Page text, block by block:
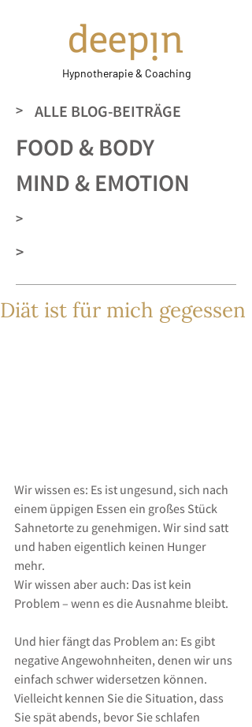
Hypnotherapie & Coaching
> ALLE BLOG-BEITRÄGE
FOOD & BODY
MIND & EMOTION
>
>
Diät ist für mich gegessen
Wir wissen es: Es ist ungesund, sich nach
einem üppigen Essen ein großes Stück
Sahnetorte zu genehmigen. Wir sind satt
und haben eigentlich keinen Hunger
mehr.
Wir wissen aber auch: Das ist kein
Problem – wenn es die Ausnahme bleibt.
Und hier fängt das Problem an: Es gibt
negative Angewohnheiten, denen wir uns
einfach schwer widersetzen können.
Vielleicht kennen Sie die Situation, dass
Sie spät abends, bevor Sie schlafen